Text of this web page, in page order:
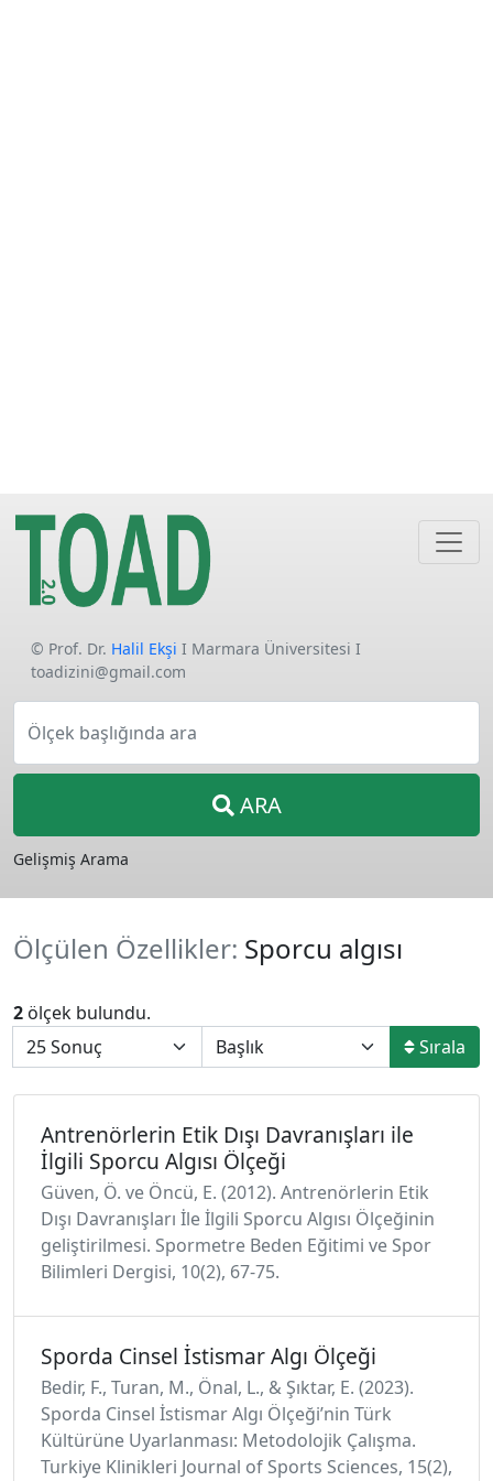
© Prof. Dr. Halil Ekşi I Marmara Üniversitesi I
toadizini@gmail.com
Ölçek başlığında ara
ARA
Gelişmiş Arama
Ölçülen Özellikler: Sporcu algısı
2 ölçek bulundu.
Sırala
Antrenörlerin Etik Dışı Davranışları ile
İlgili Sporcu Algısı Ölçeği
Güven, Ö. ve Öncü, E. (2012). Antrenörlerin Etik
Dışı Davranışları İle İlgili Sporcu Algısı Ölçeğinin
geliştirilmesi. Spormetre Beden Eğitimi ve Spor
Bilimleri Dergisi, 10(2), 67-75.
Sporda Cinsel İstismar Algı Ölçeği
Bedir, F., Turan, M., Önal, L., & Şıktar, E. (2023).
Sporda Cinsel İstismar Algı Ölçeği’nin Türk
Kültürüne Uyarlanması: Metodolojik Çalışma.
Turkiye Klinikleri Journal of Sports Sciences, 15(2),